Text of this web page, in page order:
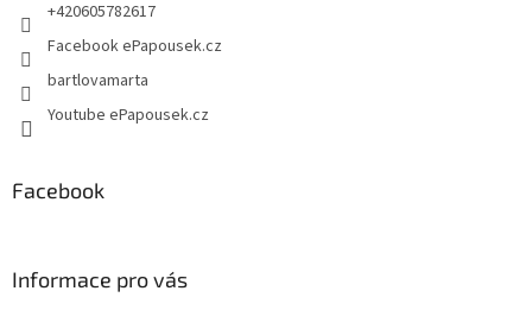
+420605782617
Facebook ePapousek.cz
bartlovamarta
Youtube ePapousek.cz
Facebook
Informace pro vás